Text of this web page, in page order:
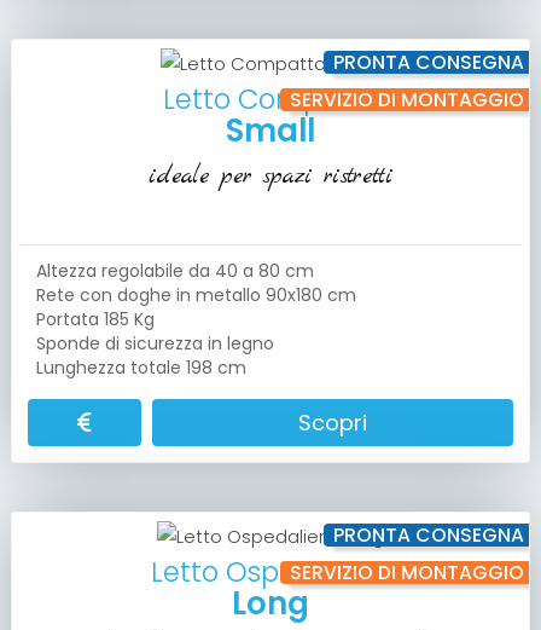
PRONTA CONSEGNA
SERVIZIO DI MONTAGGIO
Letto Compatto
Small
ideale per spazi ristretti
Altezza regolabile da 40 a 80 cm
Rete con doghe in metallo 90x180 cm
Portata 185 Kg
Sponde di sicurezza in legno
Lunghezza totale 198 cm
Scopri
PRONTA CONSEGNA
SERVIZIO DI MONTAGGIO
Letto Ospedaliero
Long